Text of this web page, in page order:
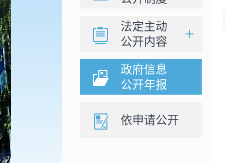
法定主动
公开内容
政府信息
公开年报
依申请公开